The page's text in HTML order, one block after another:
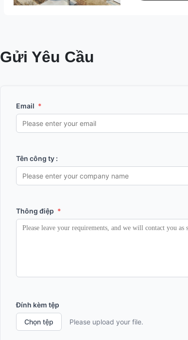
Gửi Yêu Cầu
Email *
Tên công ty :
Thông điệp *
Đính kèm tệp
Chọn tệp Please upload your file.